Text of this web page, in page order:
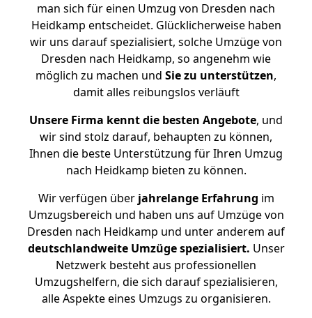
man sich für einen Umzug von Dresden nach
Heidkamp entscheidet. Glücklicherweise haben
wir uns darauf spezialisiert, solche Umzüge von
Dresden nach Heidkamp, so angenehm wie
möglich zu machen und Sie zu unterstützen,
damit alles reibungslos verläuft
Unsere Firma kennt die besten Angebote, und
wir sind stolz darauf, behaupten zu können,
Ihnen die beste Unterstützung für Ihren Umzug
nach Heidkamp bieten zu können.
Wir verfügen überjahrelange Erfahrung im
Umzugsbereich und haben uns auf Umzüge von
Dresden nach Heidkamp und unter anderem auf
deutschlandweite Umzüge spezialisiert. Unser
Netzwerk besteht aus professionellen
Umzugshelfern, die sich darauf spezialisieren,
alle Aspekte eines Umzugs zu organisieren.